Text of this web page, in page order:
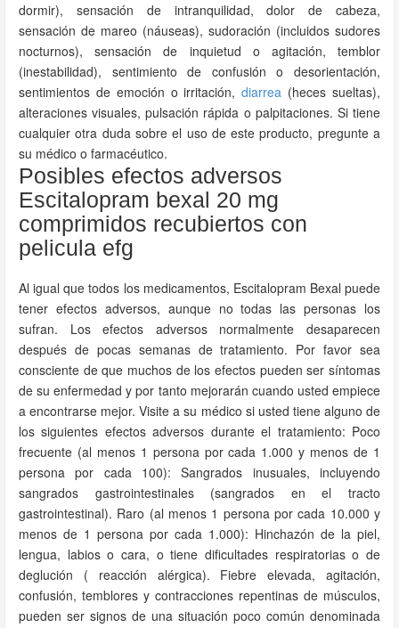
dormir), sensación de intranquilidad, dolor de cabeza,
sensación de mareo (náuseas), sudoración (incluidos sudores
nocturnos), sensación de inquietud o agitación, temblor
(inestabilidad), sentimiento de confusión o desorientación,
sentimientos de emoción o irritación,diarrea (heces sueltas),
alteraciones visuales, pulsación rápida o palpitaciones. Si tiene
cualquier otra duda sobre el uso de este producto, pregunte a
su médico o farmacéutico.
Posibles efectos adversos
Escitalopram bexal 20 mg
comprimidos recubiertos con
pelicula efg
Al igual que todos los medicamentos, Escitalopram Bexal puede
tener efectos adversos, aunque no todas las personas los
sufran. Los efectos adversos normalmente desaparecen
después de pocas semanas de tratamiento. Por favor sea
consciente de que muchos de los efectos pueden ser síntomas
de su enfermedad y por tanto mejorarán cuando usted empiece
a encontrarse mejor. Visite a su médico si usted tiene alguno de
los siguientes efectos adversos durante el tratamiento: Poco
frecuente (al menos 1 persona por cada 1.000 y menos de 1
persona por cada 100): Sangrados inusuales, incluyendo
sangrados gastrointestinales (sangrados en el tracto
gastrointestinal). Raro (al menos 1 persona por cada 10.000 y
menos de 1 persona por cada 1.000): Hinchazón de la piel,
lengua, labios o cara, o tiene dificultades respiratorias o de
deglución ( reacción alérgica). Fiebre elevada, agitación,
confusión, temblores y contracciones repentinas de músculos,
pueden ser signos de una situación poco común denominada